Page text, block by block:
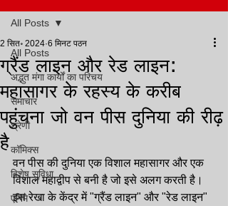
All Posts
अद्भुत मंगा कार्यों का परिचय
समाचार
श्रेणी
कॉमिक्स
विशेष सुविधा
एनिमे
All Posts
ग्रैंड लाइन और रेड लाइन:
महासागर के रहस्य के करीब
पहुंचना जो वन पीस दुनिया की रीढ़
है
2 सित॰ 2024 6 मिनट पठन
वन पीस की दुनिया एक विशाल महासागर और एक
विशाल महाद्वीप से बनी है जो इसे अलग करती है।
इस रेखा के केंद्र में "ग्रैंड लाइन" और "रेड लाइन"